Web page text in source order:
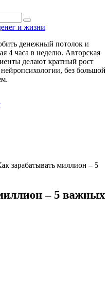
и жизни
денежный потолок и
4 часа в неделю. Авторская
делают кратный рост
без большой
зарабатывать миллион – 5
– 5 важных